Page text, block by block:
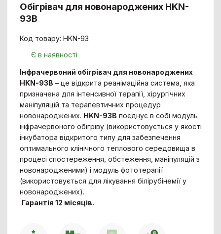
Обігрівач для новонароджених HKN-
93В
Код товару: HKN-93
Є в наявності
Інфрачервоний обігрівач для новонароджених
HKN-93B – це відкрита реанімаційна система, яка
призначена для інтенсивної терапії, хірургічних
маніпуляцій та терапевтичних процедур
новонароджених. HKN-93B поєднує в собі модуль
інфрачервоного обігріву (використовується у якості
інкубатора відкритого типу для забезпечення
оптимального клінічного теплового середовища в
процесі спостереження, обстеження, маніпуляцій з
новонародженими) і модуль фототерапії
(використовується для лікування білірубінемії у
новонароджених).
Гарантія 12 місяців.